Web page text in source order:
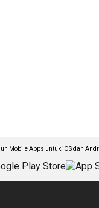
Mobile Apps untuk iOS dan